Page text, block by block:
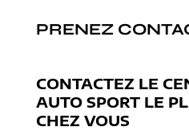
PRENEZ
CONTACTEZ LE
AUTO SPORT LE
CHEZ VOUS